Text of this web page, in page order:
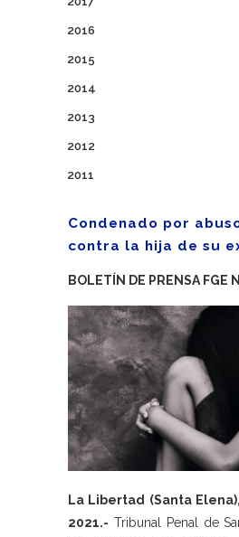
2016
2015
2014
2013
2012
2011
Condenado por
contra la hija de su
BOLETÍN DE PRENSA FGE
La Libertad (Santa
2021.- Tribunal Penal de